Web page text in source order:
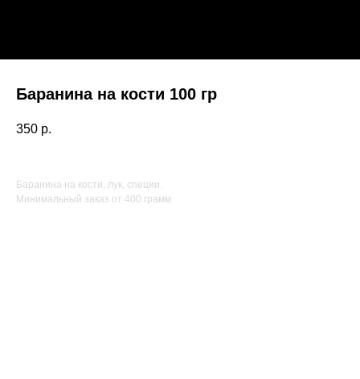
Баранина на кости 100 гр
350 р.
Баранина на кости, лук, специи.
Минимальный заказ от 400 грамм